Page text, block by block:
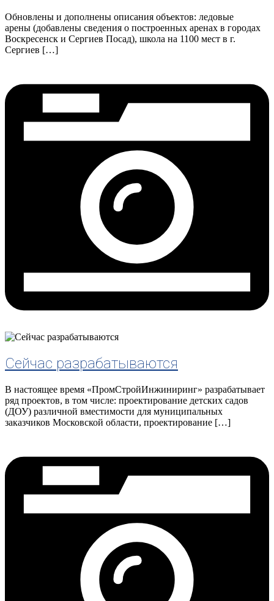
Обновлены и дополнены описания объектов: ледовые
арены (добавлены сведения о построенных аренах в городах
Воскресенск и Сергиев Посад), школа на 1100 мест в г.
Сергиев […]
Сейчас разрабатываются
В настоящее время «ПромСтройИнжиниринг» разрабатывает
ряд проектов, в том числе: проектирование детских садов
(ДОУ) различной вместимости для муниципальных
заказчиков Московской области, проектирование […]